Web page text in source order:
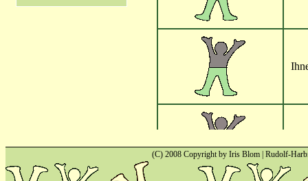
(C) 2008 Copyright by Iris Blom | Rudolf-